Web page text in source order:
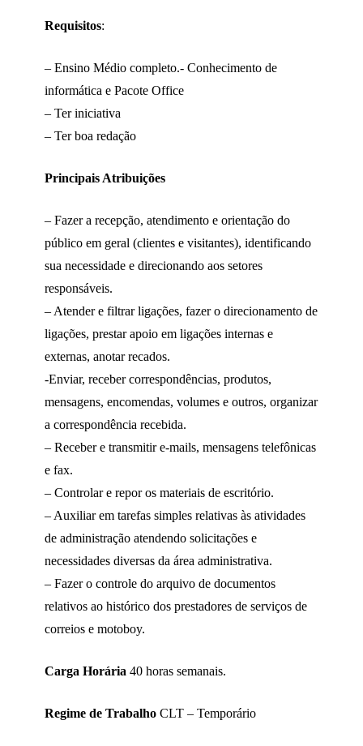
Requisitos:
– Ensino Médio completo.- Conhecimento de
informática e Pacote Office
– Ter iniciativa
– Ter boa redação
Principais Atribuições
– Fazer a recepção, atendimento e orientação do
público em geral (clientes e visitantes), identificando
sua necessidade e direcionando aos setores
responsáveis.
– Atender e filtrar ligações, fazer o direcionamento de
ligações, prestar apoio em ligações internas e
externas, anotar recados.
-Enviar, receber correspondências, produtos,
mensagens, encomendas, volumes e outros, organizar
a correspondência recebida.
– Receber e transmitir e-mails, mensagens telefônicas
e fax.
– Controlar e repor os materiais de escritório.
– Auxiliar em tarefas simples relativas às atividades
de administração atendendo solicitações e
necessidades diversas da área administrativa.
– Fazer o controle do arquivo de documentos
relativos ao histórico dos prestadores de serviços de
correios e motoboy.
Carga Horária 40 horas semanais.
Regime de Trabalho CLT – Temporário